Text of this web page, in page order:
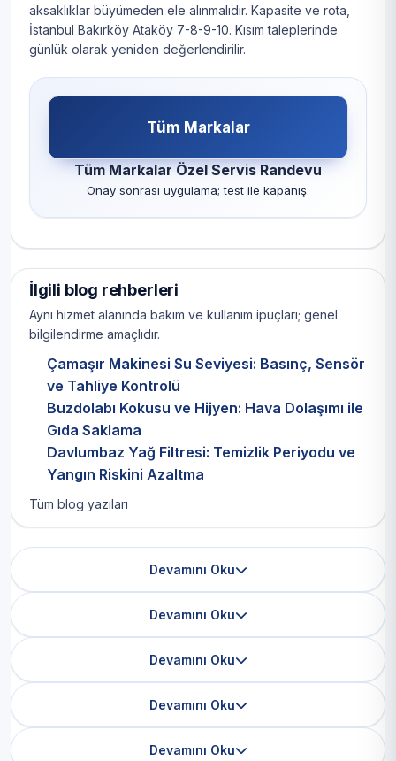
aksaklıklar büyümeden ele alınmalıdır. Kapasite ve rota,
İstanbul Bakırköy Ataköy 7-8-9-10. Kısım taleplerinde
günlük olarak yeniden değerlendirilir.
Tüm Markalar
Tüm Markalar Özel Servis Randevu
Onay sonrası uygulama; test ile kapanış.
İlgili blog rehberleri
Aynı hizmet alanında bakım ve kullanım ipuçları; genel
bilgilendirme amaçlıdır.
Çamaşır Makinesi Su Seviyesi: Basınç, Sensör
ve Tahliye Kontrolü
Buzdolabı Kokusu ve Hijyen: Hava Dolaşımı ile
Gıda Saklama
Davlumbaz Yağ Filtresi: Temizlik Periyodu ve
Yangın Riskini Azaltma
Tüm blog yazıları
Devamını Oku
Devamını Oku
Devamını Oku
Devamını Oku
Devamını Oku